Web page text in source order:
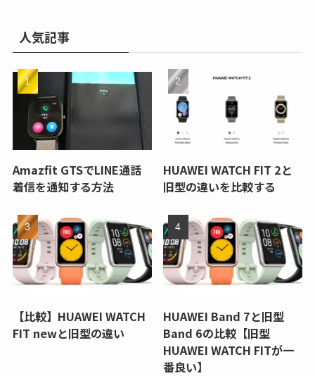
人気記事
Amazfit GTSでLINE通話
着信を通知する方法
HUAWEI WATCH FIT 2と
旧型の違いを比較する
【比較】HUAWEI WATCH
FIT newと旧型の違い
HUAWEI Band 7と旧型
Band 6の比較【旧型
HUAWEI WATCH FITが一
番良い】